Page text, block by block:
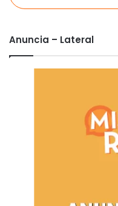
Anuncia – Lateral